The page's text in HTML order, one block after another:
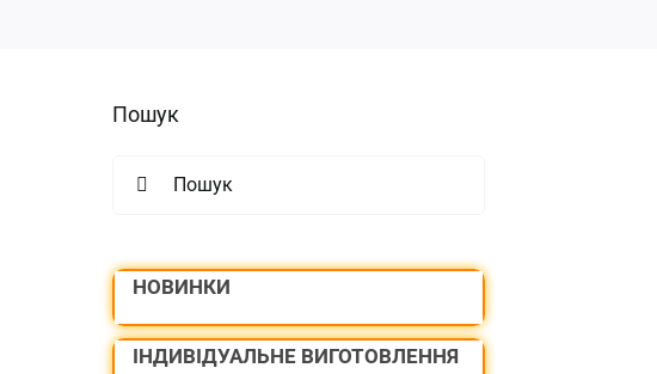
Пошук
НОВИНКИ
ІНДИВІДУАЛЬНЕ ВИГОТОВЛЕННЯ